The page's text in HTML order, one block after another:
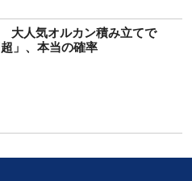
大人気オルカン積み立てで
超」、本当の確率